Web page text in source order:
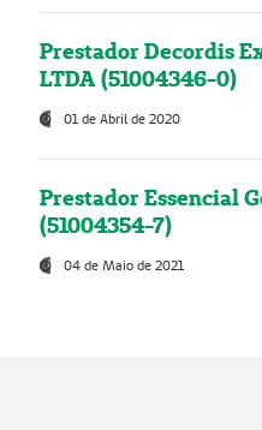
Prestador Decordis
LTDA (51004346-0)
01 de Abril de 2020
Prestador Essencial
(51004354-7)
04 de Maio de 2021